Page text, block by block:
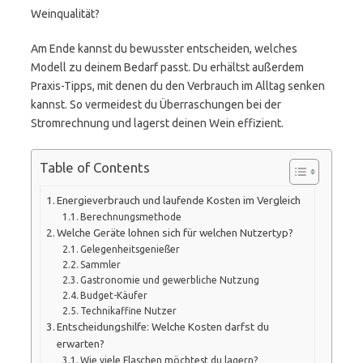
Weinqualität?
Am Ende kannst du bewusster entscheiden, welches
Modell zu deinem Bedarf passt. Du erhältst außerdem
Praxis-Tipps, mit denen du den Verbrauch im Alltag senken
kannst. So vermeidest du Überraschungen bei der
Stromrechnung und lagerst deinen Wein effizient.
Table of Contents
Energieverbrauch und laufende Kosten im Vergleich
Berechnungsmethode
Welche Geräte lohnen sich für welchen Nutzertyp?
Gelegenheitsgenießer
Sammler
Gastronomie und gewerbliche Nutzung
Budget-Käufer
Technikaffine Nutzer
Entscheidungshilfe: Welche Kosten darfst du
erwarten?
Wie viele Flaschen möchtest du lagern?